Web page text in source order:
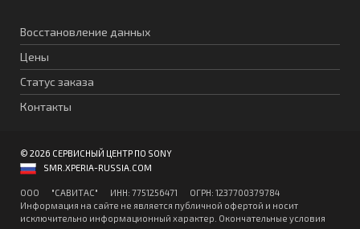
Восстановление данных
Цены
Статус заказа
Контакты
© 2026 СЕРВИСНЫЙ ЦЕНТР ПО SONY
SMR.XPERIA-RUSSIA.COM
ООО "CАВИТAC" ИНН: 7751256471 ОГPН: 1237700379784
Информация на сайте не является публичной офертой и носит
исключительно информационный характер. Окончательные условия